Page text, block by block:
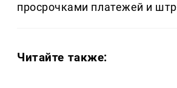
просрочками платежей и
Читайте также: